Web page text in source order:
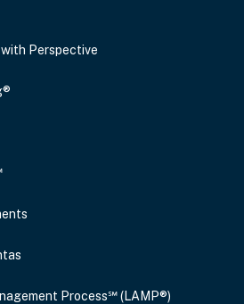
Perspective
Process℠ (LAMP®)